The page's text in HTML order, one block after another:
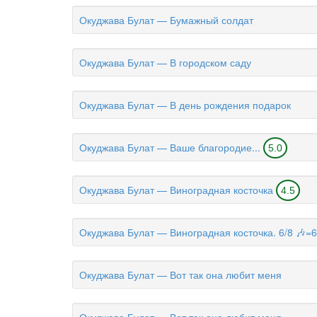
Окуджава Булат — Бумажный солдат
Окуджава Булат — В городском саду
Окуджава Булат — В день рождения подарок
Окуджава Булат — Ваше благородие... 5.0
Окуджава Булат — Виноградная косточка 4.5
Окуджава Булат — Виноградная косточка. 6/8
Окуджава Булат — Вот так она любит меня